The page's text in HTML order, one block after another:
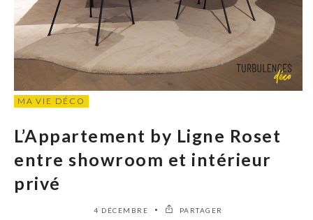
MA VIE DÉCO
L’Appartement by Ligne Roset
entre showroom et intérieur
privé
4 DÉCEMBRE PARTAGER